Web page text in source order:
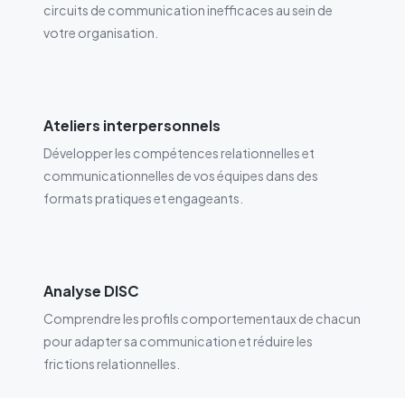
circuits de communication inefficaces au sein de
votre organisation.
Ateliers interpersonnels
Développer les compétences relationnelles et
communicationnelles de vos équipes dans des
formats pratiques et engageants.
Analyse DISC
Comprendre les profils comportementaux de chacun
pour adapter sa communication et réduire les
frictions relationnelles.